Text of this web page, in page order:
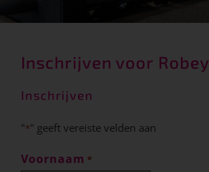
Inschrijven voor
Inschrijven
"*" geeft vereiste velden aan
Voornaam *